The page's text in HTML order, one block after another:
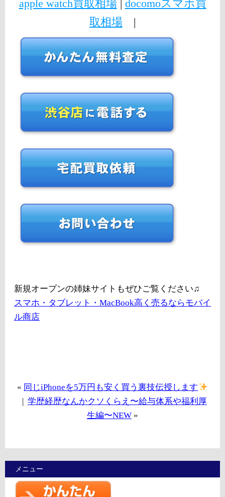
apple watch買取相場| docomoスマホ買
取相場 |
新規オープンの姉妹サイトもぜひご覧ください♫
スマホ・タブレット・MacBook高く売るならモバイ
ル商店
« 同じiPhoneを5万円も安く買う裏技伝授します
| 学歴経歴なんかクソくらえ〜給与体系や福利厚
生編〜NEW »
メニュー